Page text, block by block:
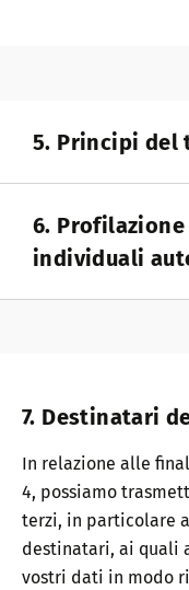
5. Principi del
6.
individuali
7. Destinatari
In relazione alle
4, possiamo
terzi, in particolare
destinatari, ai quali
vostri dati in modo